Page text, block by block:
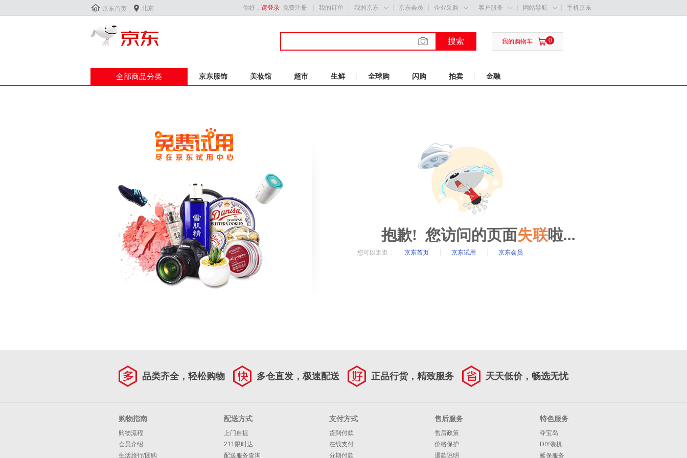
 京东首页  北京 你好， 请登录 免费注册 我的订单 我的京东  京东会员 企业采购  客户服务  网站导航  手机京东
搜索  0
我的购物车
全部商品分类 京东服饰 美妆馆 超市 生鲜 全球购 闪购 拍卖 金融
抱歉! 您访问的页面失联啦...
您可以逛逛 : 京东首页 京东试用 京东会员
品类齐全，轻松购物 多仓直发，极速配送 正品行货，精致服务 天天低价，畅选无忧
购物指南
购物流程
会员介绍
生活旅行/团购
配送方式
上门自提
211限时达
配送服务查询
支付方式
货到付款
在线支付
分期付款
售后服务
售后政策
价格保护
退款说明
特色服务
夺宝岛
DIY装机
延保服务